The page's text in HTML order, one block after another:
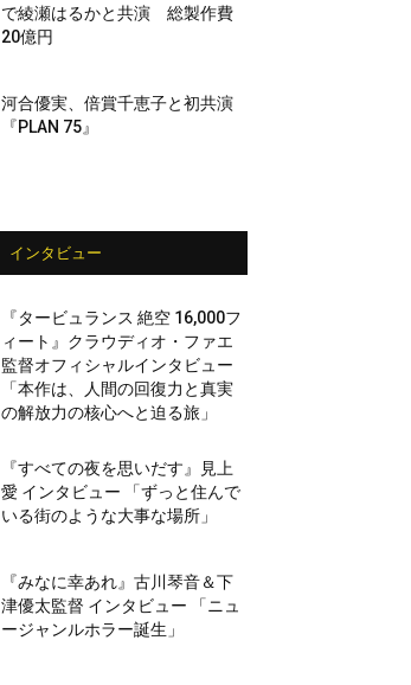
で綾瀬はるかと共演 総製作費
20億円
河合優実、倍賞千恵子と初共演
『PLAN 75』
インタビュー
『タービュランス 絶空 16,000フ
ィート』クラウディオ・ファエ
監督オフィシャルインタビュー
「本作は、人間の回復力と真実
の解放力の核心へと迫る旅」
『すべての夜を思いだす』見上
愛 インタビュー 「ずっと住んで
いる街のような大事な場所」
『みなに幸あれ』古川琴音＆下
津優太監督 インタビュー 「ニュ
ージャンルホラー誕生」